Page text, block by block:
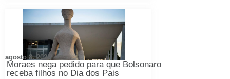
Moraes nega pedido para que Bolsonaro
receba filhos no Dia dos Pais
agosto 8, 2026